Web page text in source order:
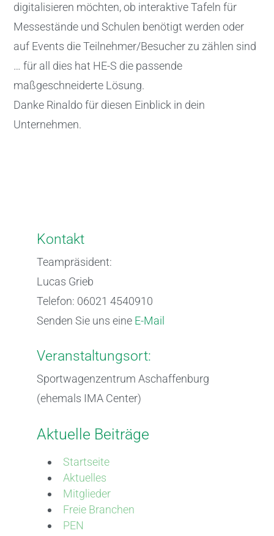
digitalisieren möchten, ob interaktive Tafeln für
Messestände und Schulen benötigt werden oder
auf Events die Teilnehmer/Besucher zu zählen sind
… für all dies hat HE-S die passende
maßgeschneiderte Lösung.
Danke Rinaldo für diesen Einblick in dein
Unternehmen.
Kontakt
Teampräsident:
Lucas Grieb
Telefon: 06021 4540910
Senden Sie uns eine E-Mail
Veranstaltungsort:
Sportwagenzentrum Aschaffenburg
(ehemals IMA Center)
Aktuelle Beiträge
Startseite
Aktuelles
Mitglieder
Freie Branchen
PEN